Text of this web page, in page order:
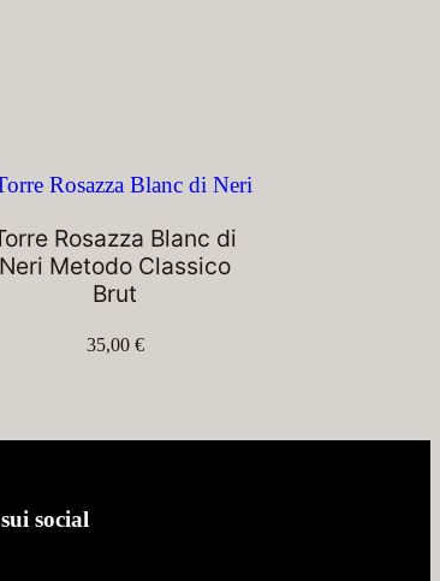
Rosazza Blanc di
Neri Metodo Classico
Brut
35,00 €
social